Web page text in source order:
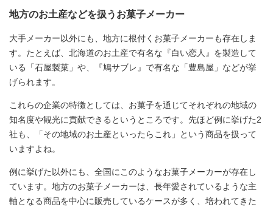
地方のお土産などを扱うお菓子メーカー
大手メーカー以外にも、地方に根付くお菓子メーカーも存在しま
す。たとえば、北海道のお土産で有名な『白い恋人』を製造して
いる「石屋製菓」や、『鳩サブレ』で有名な「豊島屋」などが挙
げられます。
これらの企業の特徴としては、お菓子を通じてそれぞれの地域の
知名度や観光に貢献できるというところです。先ほど例に挙げた2
社も、「その地域のお土産といったらこれ」という商品を扱って
いますよね。
例に挙げた以外にも、全国にこのようなお菓子メーカーが存在し
ています。地方のお菓子メーカーは、長年愛されているような主
軸となる商品を中心に販売しているケースが多く、培われてきた